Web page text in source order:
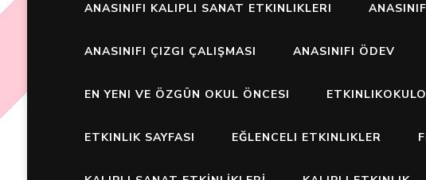
ANASINIFI KALIPLI SANAT ETKINLIKLERI
ANASINIFI ÇIZGI ÇALIŞMASI ANASINIFI ÖDEV
EN YENI VE ÖZGÜN OKUL ÖNCESI
ETKINLIK SAYFASI EĞLENCELI ETKINLIKLER